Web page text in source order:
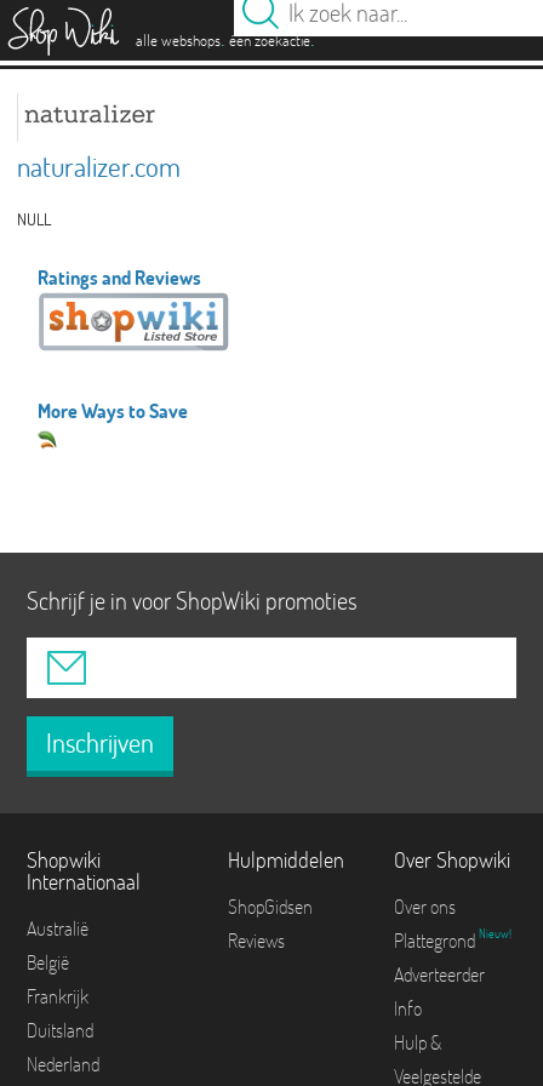
alle webshops. één zoekactie.
naturalizer.com
NULL
Ratings and Reviews
More Ways to Save
Schrijf je in voor ShopWiki promoties
Inschrijven
Shopwiki
Internationaal
Australië
België
Frankrijk
Duitsland
Nederland
Hulpmiddelen
ShopGidsen
Reviews
Over Shopwiki
Over ons
Plattegrond Nieuw!
Adverteerder
Info
Hulp &
Veelgestelde